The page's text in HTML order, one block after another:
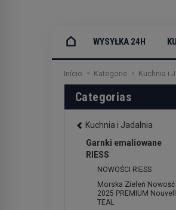
WYSYŁKA 24H
Início Kategorie Kuchnia i
Categorias
Kuchnia i Jadalnia
Garnki emaliowane
RIESS
NOWOŚCI RIESS
Morska Zieleń Nowość
2025 PREMIUM
TEAL